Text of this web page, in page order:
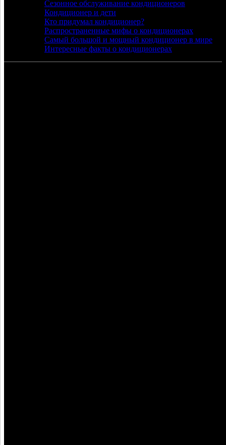
Сезонное обслуживание кондиционеров
Кондиционер и дети
Кто придумал кондиционер?
Распространенные мифы о кондиционерах
Самый большой и мощный кондиционер в мире
Интересные факты о кондиционерах